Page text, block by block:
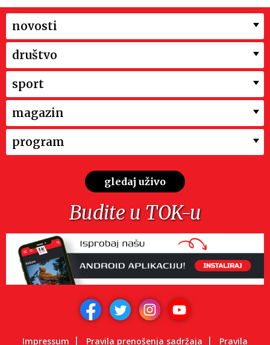
novosti
društvo
sport
magazin
program
gledaj uživo
Budite u TOK-u
Impressum Pravila prenošenja sadržaja Pravila